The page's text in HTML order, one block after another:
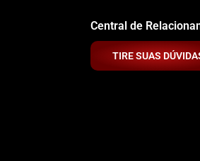
Central de
TIRE SUAS